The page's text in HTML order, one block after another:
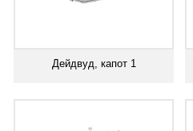
Дейдвуд, капот 1